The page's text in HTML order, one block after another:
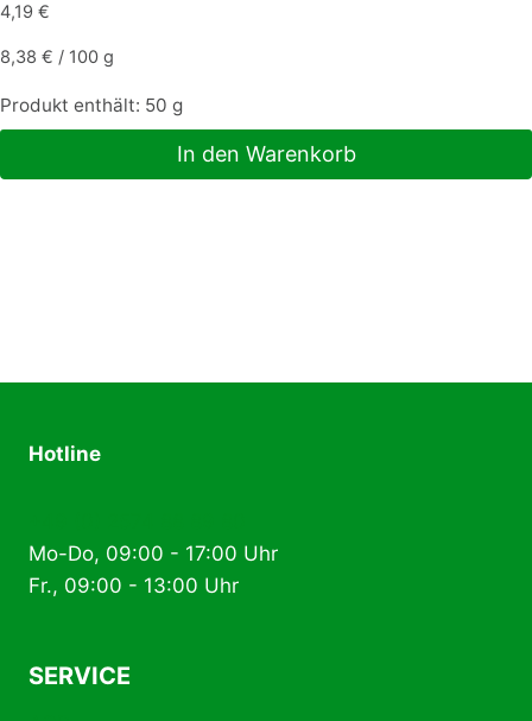
4,19 €
8,38 € / 100 g
Produkt enthält: 50 g
In den Warenkorb
Hotline
Mo-Do, 09:00 - 17:00 Uhr
Fr., 09:00 - 13:00 Uhr
SERVICE